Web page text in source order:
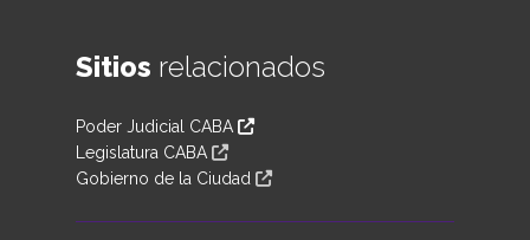
Sitios relacionados
Poder Judicial CABA
Legislatura CABA
Gobierno de la Ciudad